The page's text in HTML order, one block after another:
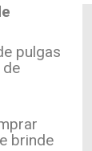
pulgas
brinde